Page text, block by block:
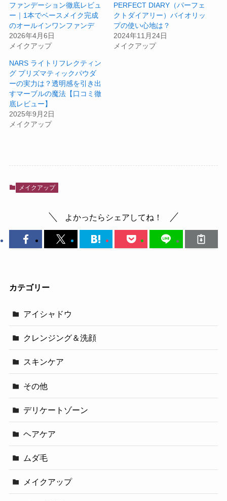
ファンデーション徹底レビュ
ー｜1本でベースメイク完成
のオールインワンファンデ
2026年4月6日
メイクアップ
PERFECT DIARY（パーフェ
クトダイアリー）バイオリッ
プの使い心地は？
2024年11月24日
メイクアップ
NARS ライトリフレクティン
グ プリズマティックパウダ
ーの実力は？透明感を引き出
すマーブルの魔法【口コミ徹
底レビュー】
2025年9月2日
メイクアップ
メイクアップ
よかったらシェアしてね！
カテゴリー
アイシャドウ
クレンジング＆洗顔
スキンケア
その他
デリケートゾーン
ヘアケア
ムダ毛
メイクアップ